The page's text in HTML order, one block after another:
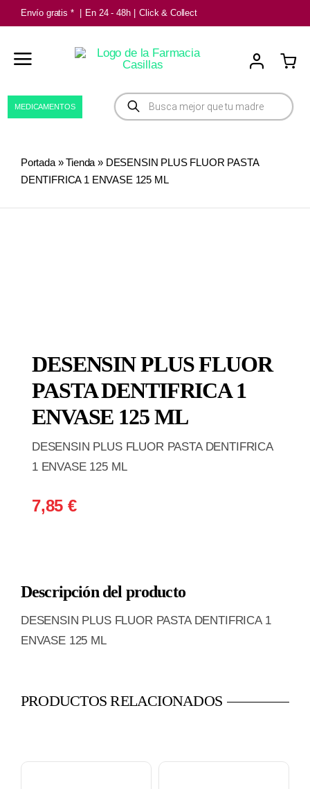
Saltar
al
contenido
Envío gratis * En 24 - 48h Click & Collect
Búsqueda
de
productos
MEDICAMENTOS
Portada»Tienda » DESENSIN PLUS FLUOR PASTA
DENTIFRICA 1 ENVASE 125 ML
DESENSIN PLUS FLUOR
PASTA DENTIFRICA 1
ENVASE 125 ML
DESENSIN PLUS FLUOR PASTA DENTIFRICA
1 ENVASE 125 ML
7,85 €
Descripción del producto
DESENSIN PLUS FLUOR PASTA DENTIFRICA 1
ENVASE 125 ML
PRODUCTOS RELACIONADOS